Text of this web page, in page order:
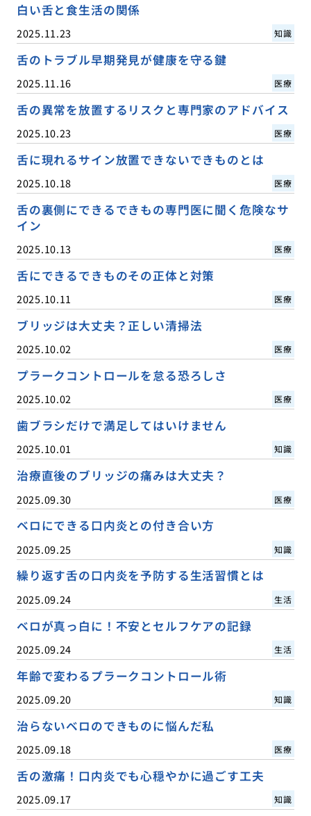
白い舌と食生活の関係
2025.11.23 知識
舌のトラブル早期発見が健康を守る鍵
2025.11.16 医療
舌の異常を放置するリスクと専門家のアドバイス
2025.10.23 医療
舌に現れるサイン放置できないできものとは
2025.10.18 医療
舌の裏側にできるできもの専門医に聞く危険なサ
イン
2025.10.13 医療
舌にできるできものその正体と対策
2025.10.11 医療
ブリッジは大丈夫？正しい清掃法
2025.10.02 医療
プラークコントロールを怠る恐ろしさ
2025.10.02 医療
歯ブラシだけで満足してはいけません
2025.10.01 知識
治療直後のブリッジの痛みは大丈夫？
2025.09.30 医療
ベロにできる口内炎との付き合い方
2025.09.25 知識
繰り返す舌の口内炎を予防する生活習慣とは
2025.09.24 生活
ベロが真っ白に！不安とセルフケアの記録
2025.09.24 生活
年齢で変わるプラークコントロール術
2025.09.20 知識
治らないベロのできものに悩んだ私
2025.09.18 医療
舌の激痛！口内炎でも心穏やかに過ごす工夫
2025.09.17 知識